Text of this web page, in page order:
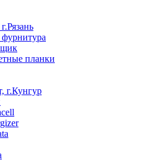
фурнитура
планки
г.Кунгур